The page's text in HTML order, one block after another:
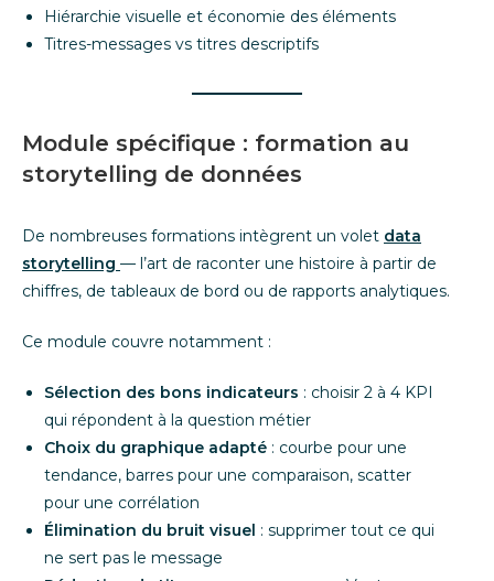
Hiérarchie visuelle et économie des éléments
Titres-messages vs titres descriptifs
Module spécifique : formation au
storytelling de données
De nombreuses formations intègrent un volet data
storytelling — l’art de raconter une histoire à partir de
chiffres, de tableaux de bord ou de rapports analytiques.
Ce module couvre notamment :
Sélection des bons indicateurs : choisir 2 à 4 KPI
qui répondent à la question métier
Choix du graphique adapté : courbe pour une
tendance, barres pour une comparaison, scatter
pour une corrélation
Élimination du bruit visuel : supprimer tout ce qui
ne sert pas le message